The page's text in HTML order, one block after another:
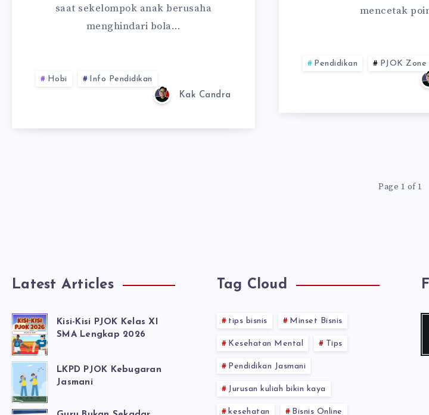
saat sekelompok anak berusaha
menghindari bola…
Hobi
Info Pendidikan
Kak Candra
mencetak
Pendidikan
PJOK Zone
Page 1 of 1
Latest Articles
Kisi-Kisi PJOK Kelas XI
SMA Lengkap 2026
LKPD PJOK Kebugaran
Jasmani
Tag Cloud
tips bisnis Minset Bisnis
Kesehatan Mental Tips
Pendidikan Jasmani
Jurusan kuliah bikin kaya
kesehatan Bisnis Online